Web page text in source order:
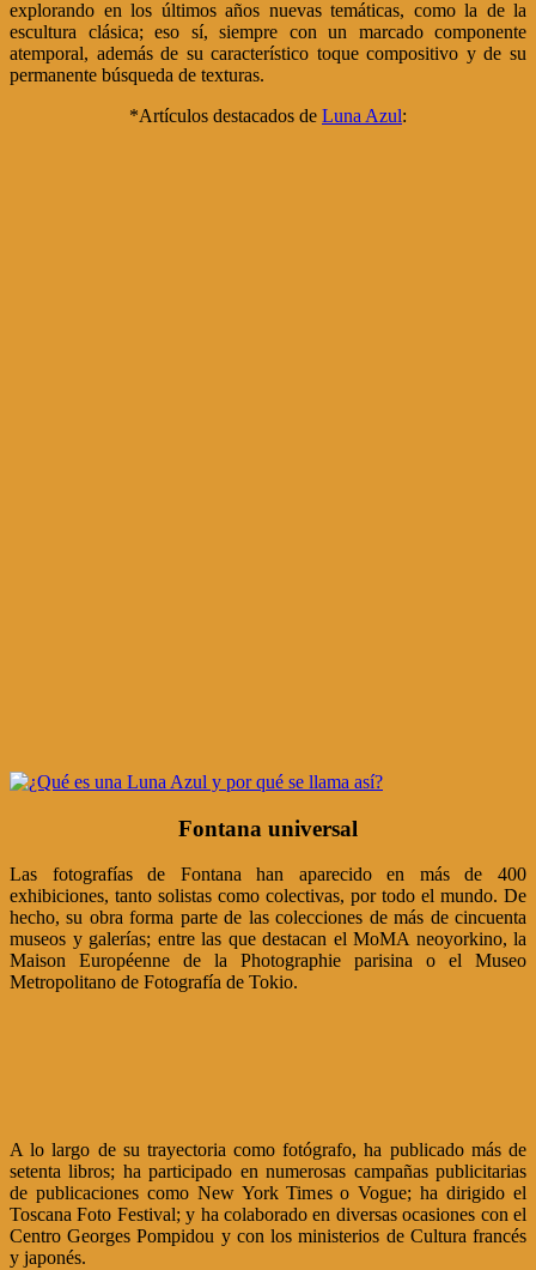
explorando en los últimos años nuevas temáticas, como la de la
escultura clásica; eso sí, siempre con un marcado componente
atemporal, además de su característico toque compositivo y de su
permanente búsqueda de texturas.
*Artículos destacados de Luna Azul:
Fontana universal
Las fotografías de Fontana han aparecido en más de 400
exhibiciones, tanto solistas como colectivas, por todo el mundo. De
hecho, su obra forma parte de las colecciones de más de cincuenta
museos y galerías; entre las que destacan el MoMA neoyorkino, la
Maison Européenne de la Photographie parisina o el Museo
Metropolitano de Fotografía de Tokio.
A lo largo de su trayectoria como fotógrafo, ha publicado más de
setenta libros; ha participado en numerosas campañas publicitarias
de publicaciones como New York Times o Vogue; ha dirigido el
Toscana Foto Festival; y ha colaborado en diversas ocasiones con el
Centro Georges Pompidou y con los ministerios de Cultura francés
y japonés.